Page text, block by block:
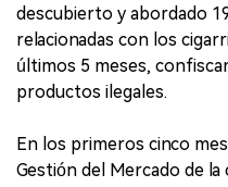
descubierto y abordado
relacionadas con los
últimos 5 meses,
productos ilegales.
En los primeros cinco
Gestión del Mercado de